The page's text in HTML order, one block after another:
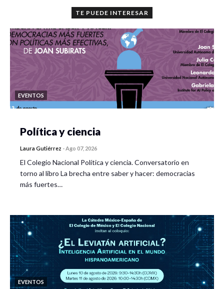
TE PUEDE INTERESAR
EVENTOS
Política y ciencia
Laura Gutiérrez -Ago 07, 2026
El Colegio Nacional Política y ciencia. Conversatorio en
torno al libro La brecha entre saber y hacer: democracias
más fuertes…
EVENTOS